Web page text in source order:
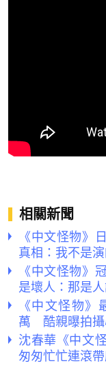
相關新聞
《中文怪物》
真相：我不是
《中文怪物
是壞人：那是
《中文怪物
萬 酷親曝拍攝
沈春華《中文
匆匆忙忙連滾